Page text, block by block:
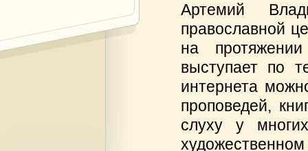
Артемий
православной
на
выступает по
интернета
проповедей,
слуху у